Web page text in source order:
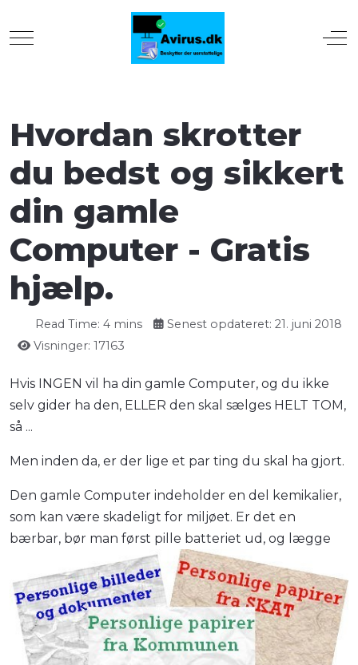
Mobile Menu Toggle
Hvordan skrotter
du bedst og sikkert
din gamle
Computer - Gratis
hjælp.
Read Time: 4 mins
Senest opdateret: 21. juni 2018
Visninger: 17163
Hvis INGEN vil ha din gamle Computer, og du ikke
selv gider ha den, ELLER den skal sælges HELT TOM,
så ...
Men inden da, er der lige et par ting du skal ha gjort.
Den gamle Computer indeholder en del kemikalier,
som kan være skadeligt for miljøet. Er det en
bærbar, bør man først pille batteriet ud, og lægge